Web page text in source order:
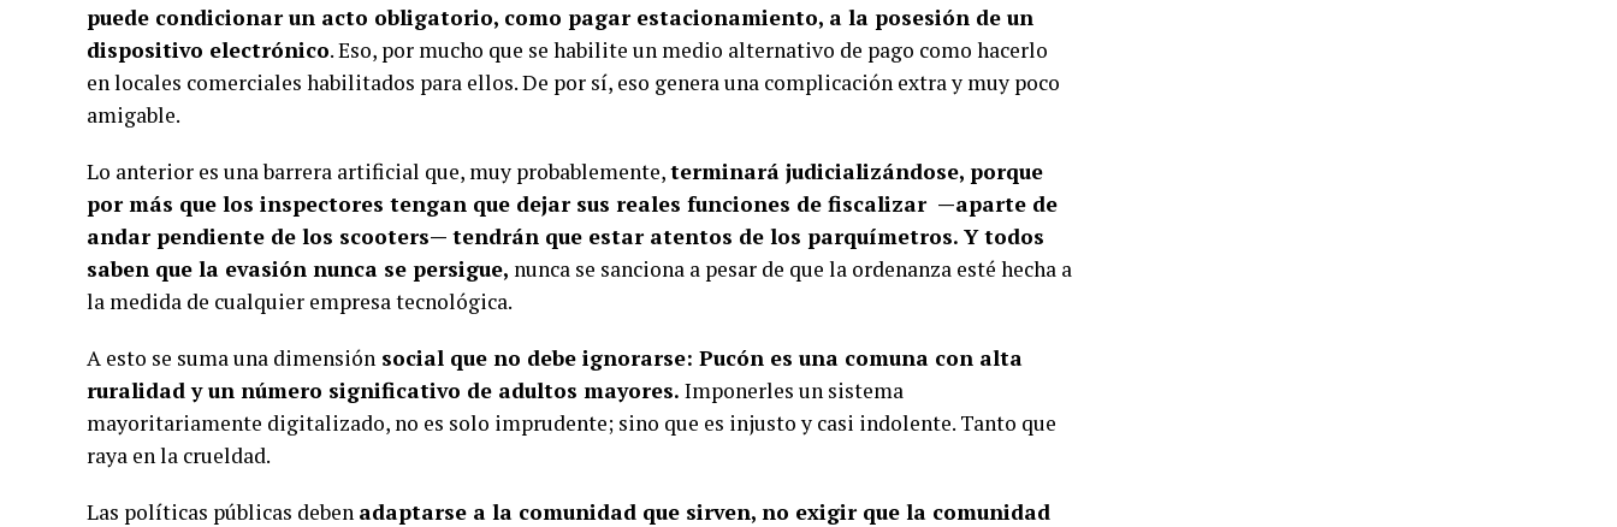
puede condicionar un acto obligatorio, como pagar estacionamiento, a la posesión de un
dispositivo electrónico. Eso, por mucho que se habilite un medio alternativo de pago como hacerlo
en locales comerciales habilitados para ellos. De por sí, eso genera una complicación extra y muy poco
amigable.
Lo anterior es una barrera artificial que, muy probablemente,terminará judicializándose, porque
por más que los inspectores tengan que dejar sus reales funciones de fiscalizar —aparte de
andar pendiente de los scooters— tendrán que estar atentos de los parquímetros. Y todos
saben que la evasión nunca se persigue, nunca se sanciona a pesar de que la ordenanza esté hecha a
la medida de cualquier empresa tecnológica.
A esto se suma una dimensión social que no debe ignorarse: Pucón es una comuna con alta
ruralidad y un número significativo de adultos mayores. Imponerles un sistema
mayoritariamente digitalizado, no es solo imprudente; sino que es injusto y casi indolente. Tanto que
raya en la crueldad.
Las políticas públicas deben adaptarse a la comunidad que sirven, no exigir que la comunidad